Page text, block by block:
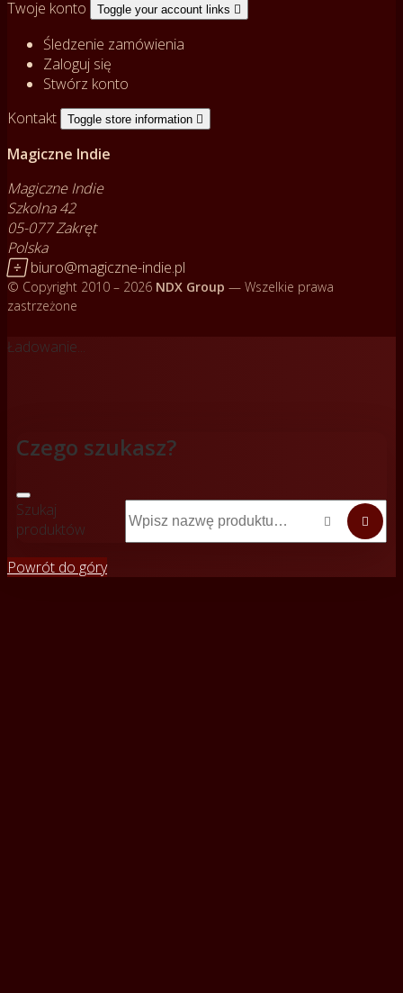
Twoje konto
Toggle your account links 
Śledzenie zamówienia
Zaloguj się
Stwórz konto
Kontakt
Toggle store information 
Magiczne Indie
Magiczne Indie
Szkolna 42
05-077 Zakręt
Polska
 biuro@magiczne-indie.pl
© Copyright 2010 – 2026 NDX Group — Wszelkie prawa
zastrzeżone
Ładowanie...
Czego szukasz?
Szukaj
produktów
 
Powrót do góry